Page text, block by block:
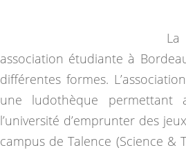
association étudiante à
différentes formes.
une ludothèque permettant
l’université d’emprunter des
campus de Talence (Science &